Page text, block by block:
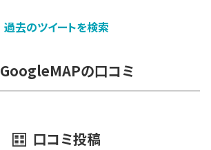
過去のツイートを検索
GoogleMAPの口コミ
口コミ投稿